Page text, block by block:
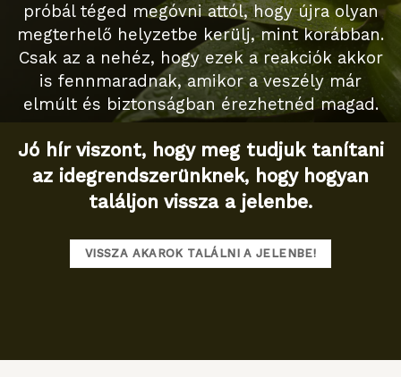
próbál téged megóvni attól, hogy újra olyan
megterhelő helyzetbe kerülj, mint korábban.
Csak az a nehéz, hogy ezek a reakciók akkor
is fennmaradnak, amikor a veszély már
elmúlt és biztonságban érezhetnéd magad.
Jó hír viszont, hogy meg tudjuk tanítani
az idegrendszerünknek, hogy hogyan
találjon vissza a jelenbe.
VISSZA AKAROK TALÁLNI A JELENBE!